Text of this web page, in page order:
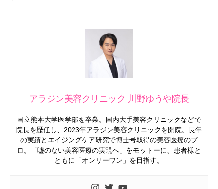
アラジン美容クリニック 川野ゆうや院長
国立熊本大学医学部を卒業。国内大手美容クリニックなどで
院長を歴任し、2023年アラジン美容クリニックを開院。長年
の実績とエイジングケア研究で博士号取得の美容医療のプ
ロ。「嘘のない美容医療の実現へ」をモットーに、患者様と
ともに「オンリーワン」を目指す。